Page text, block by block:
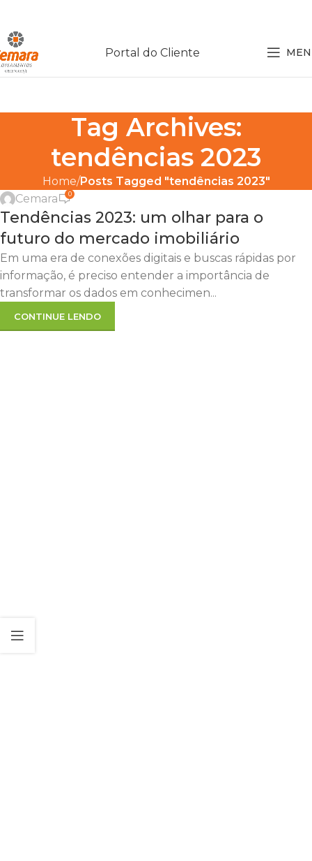
Portal do Cliente
Tag Archives:
tendências 2023
Home Posts Tagged "tendências 2023"
Cemara
0
Tendências 2023: um olhar para o
futuro do mercado imobiliário
Em uma era de conexões digitais e buscas rápidas por
informação, é preciso entender a importância de
transformar os dados em conhecimen...
CONTINUE LENDO